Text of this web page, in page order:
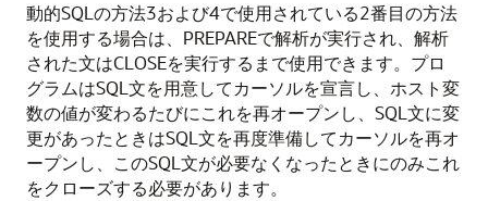
動的SQLの方法3および4で使用されている2番目の方法
を使用する場合は、PREPAREで解析が実行され、解析
された文はCLOSEを実行するまで使用できます。プロ
グラムはSQL文を用意してカーソルを宣言し、ホスト変
数の値が変わるたびにこれを再オープンし、SQL文に変
更があったときはSQL文を再度準備してカーソルを再オ
ープンし、このSQL文が必要なくなったときにのみこれ
をクローズする必要があります。